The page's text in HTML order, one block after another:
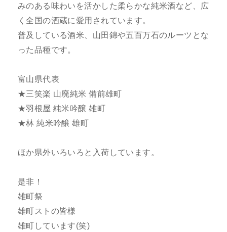
みのある味わいを活かした柔らかな純米酒など、広
く全国の酒蔵に愛用されています。
普及している酒米、山田錦や五百万石のルーツとな
った品種です。
富山県代表
★三笑楽 山廃純米 備前雄町
★羽根屋 純米吟醸 雄町
★林 純米吟醸 雄町
ほか県外いろいろと入荷しています。
是非！
雄町祭
雄町ストの皆様
雄町しています(笑)